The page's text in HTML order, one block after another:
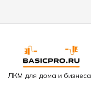
ЛКМ для дома и бизнеса